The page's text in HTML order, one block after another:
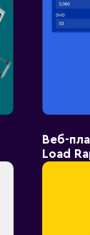
Веб-
Load